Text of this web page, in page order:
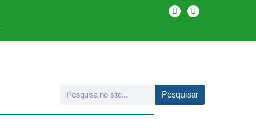
Pesquisar